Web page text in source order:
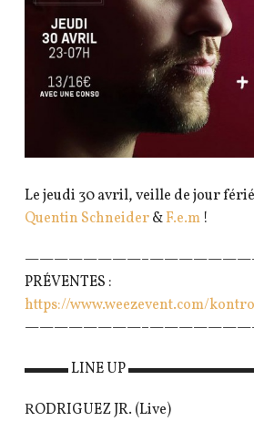
Le jeudi 30 avril, veille de jour
Quentin Schneider&F.e.m !
————————–
PRÉVENTES :
https://www.weezevent.com/
————————–
▬▬▬ LINE UP
RODRIGUEZ JR. (Live)